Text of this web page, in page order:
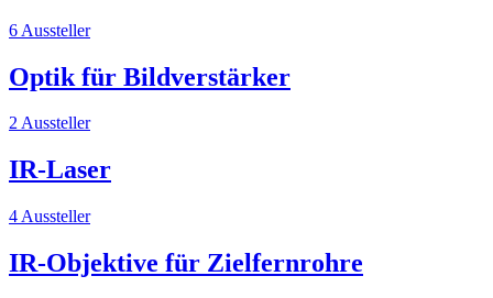
6 Aussteller
Optik für Bildverstärker
2 Aussteller
IR-Laser
4 Aussteller
IR-Objektive für Zielfernrohre